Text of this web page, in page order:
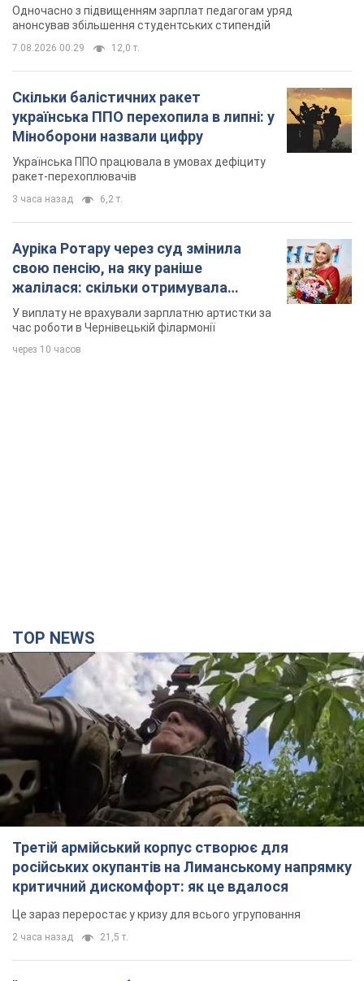
Одночасно з підвищенням зарплат педагогам уряд
анонсував збільшення студентських стипендій
7.08.2026 00:29 12,0 т.
Скільки балістичних ракет
українська ППО перехопила в липні: у
Міноборони назвали цифру
Українська ППО працювала в умовах дефіциту
ракет-перехоплювачів
3 часа назад 6,2 т.
Ауріка Ротару через суд змінила
свою пенсію, на яку раніше
жалілася: скільки отримувала
співачка
У виплату не врахували зарплатню артистки за
час роботи в Чернівецькій філармонії
через 10 часов
TOP NEWS
Третій армійський корпус створює для
російських окупантів на Лиманському напрямку
критичний дискомфорт: як це вдалося
Це зараз переростає у кризу для всього угруповання
2 часа назад 21,5 т.